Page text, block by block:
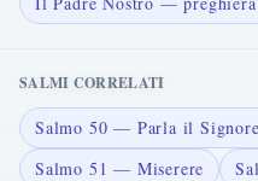
SALMI CORRELATI
Salmo 50 — Parla il
Salmo 51 — Miserere